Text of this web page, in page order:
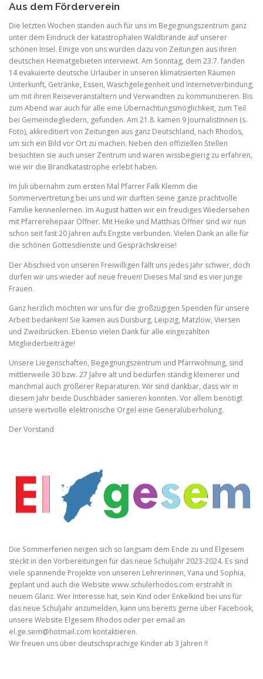
Aus dem Förderverein
Die letzten Wochen standen auch für uns im Begegnungszentrum ganz
unter dem Eindruck der katastrophalen Waldbrände auf unserer
schönen Insel. Einige von uns wurden dazu von Zeitungen aus ihren
deutschen Heimatgebieten interviewt. Am Sonntag, dem 23.7. fanden
14 evakuierte deutsche Urlauber in unseren klimatisierten Räumen
Unterkunft, Getränke, Essen, Waschgelegenheit und Internetverbindung,
um mit ihren Reiseveranstaltern und Verwandten zu kommunizieren. Bis
zum Abend war auch für alle eine Übernachtungsmöglichkeit, zum Teil
bei Gemeindegliedern, gefunden. Am 21.8. kamen 9 JournalistInnen (s.
Foto), akkreditiert von Zeitungen aus ganz Deutschland, nach Rhodos,
um sich ein Bild vor Ort zu machen. Neben den offiziellen Stellen
besuchten sie auch unser Zentrum und waren wissbegierig zu erfahren,
wie wir die Brandkatastrophe erlebt haben.
Im Juli übernahm zum ersten Mal Pfarrer Falk Klemm die
Sommervertretung bei uns und wir durften seine ganze prachtvolle
Familie kennenlernen. Im August hatten wir ein freudiges Wiedersehen
mit Pfarrerehepaar Öffner. Mit Heike und Matthias Öffner sind wir nun
schon seit fast 20 Jahren aufs Engste verbunden. Vielen Dank an alle für
die schönen Gottesdienste und Gesprächskreise!
Der Abschied von unseren Freiwilligen fällt uns jedes Jahr schwer, doch
dürfen wir uns wieder auf neue freuen! Dieses Mal sind es vier junge
Frauen.
Ganz herzlich möchten wir uns für die großzügigen Spenden für unsere
Arbeit bedanken! Sie kamen aus Duisburg, Leipzig, Matzlow, Viersen
und Zweibrücken. Ebenso vielen Dank für alle eingezahlten
Mitgliederbeiträge!
Unsere Liegenschaften, Begegnungszentrum und Pfarrwohnung, sind
mittlerweile 30 bzw. 27 Jahre alt und bedürfen ständig kleinerer und
manchmal auch größerer Reparaturen. Wir sind dankbar, dass wir in
diesem Jahr beide Duschbäder sanieren konnten. Vor allem benötigt
unsere wertvolle elektronische Orgel eine Generalüberholung.
Der Vorstand
Die Sommerferien neigen sich so langsam dem Ende zu und Elgesem
steckt in den Vorbereitungen für das neue Schuljahr 2023-2024. Es sind
viele spannende Projekte von unseren Lehrerinnen, Yana und Sophia,
geplant und auch die Website www.schulerhodos.com erstrahlt in
neuem Glanz. Wer Interesse hat, sein Kind oder Enkelkind bei uns für
das neue Schuljahr anzumelden, kann uns bereits gerne über Facebook,
unsere Website Elgesem Rhodos oder per email an
el.ge.sem@hotmail.com kontaktieren.
Wir freuen uns über deutschsprachige Kinder ab 3 Jahren !!